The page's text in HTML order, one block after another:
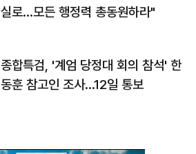
실로…모든 행정력 총동원하라"
종합특검, '계엄 당정대 회의 참석' 한
동훈 참고인 조사...12일 통보